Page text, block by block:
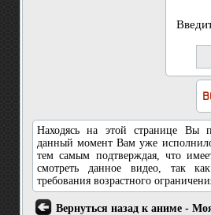
Находясь на этой странице Вы
данный момент Вам уже
тем самым подтверждая, что
смотреть данное видео, так как
требования возрастного
Вернуться назад к аниме -